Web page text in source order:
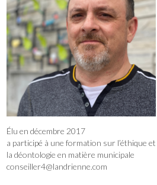
Élu en décembre 2017
a participé à une formation sur l’éthique et
la déontologie en matière municipale
conseiller4@landrienne.com